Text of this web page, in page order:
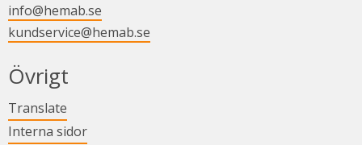
info@hemab.se
kundservice@hemab.se
Övrigt
Translate
Interna sidorLänk till annan webbplats.